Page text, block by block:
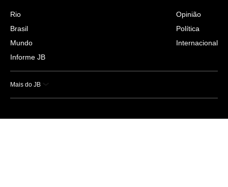
Rio
Brasil
Mundo
Informe JB
Opinião
Política
Internacional
Mais do JB
Esportes